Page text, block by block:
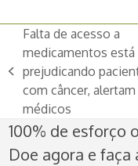
previous
post:
Falta de acesso a
medicamentos está
prejudicando
com câncer, alertam
médicos
100% de esforço
Doe agora e faça